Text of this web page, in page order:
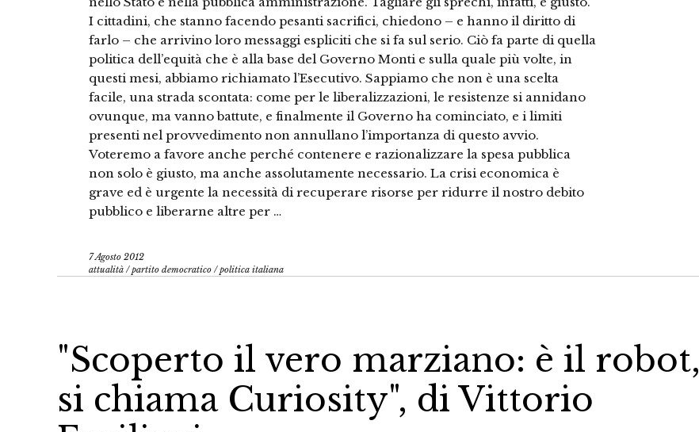
I cittadini, che stanno facendo pesanti sacrifici, chiedono – e hanno il diritto di
farlo – che arrivino loro messaggi espliciti che si fa sul serio. Ciò fa parte di quella
politica dell’equità che è alla base del Governo Monti e sulla quale più volte, in
questi mesi, abbiamo richiamato l’Esecutivo. Sappiamo che non è una scelta
facile, una strada scontata: come per le liberalizzazioni, le resistenze si annidano
ovunque, ma vanno battute, e finalmente il Governo ha cominciato, e i limiti
presenti nel provvedimento non annullano l’importanza di questo avvio.
Voteremo a favore anche perché contenere e razionalizzare la spesa pubblica
non solo è giusto, ma anche assolutamente necessario. La crisi economica è
grave ed è urgente la necessità di recuperare risorse per ridurre il nostro debito
pubblico e liberarne altre per …
7 Agosto 2012
attualità /partito democratico /politica italiana
"Scoperto il vero marziano: è il robot,
si chiama Curiosity", di Vittorio